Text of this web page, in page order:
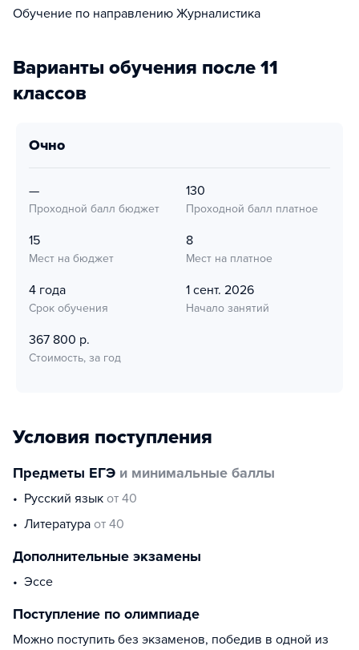
Обучение по направлению Журналистика
Варианты обучения после 11
классов
очно
—
Проходной балл бюджет
130
Проходной балл платное
15
Мест на бюджет
8
Мест на платное
4 года
Срок обучения
1 сент. 2026
Начало занятий
367 800 р.
Стоимость, за год
Условия поступления
Предметы ЕГЭ и минимальные баллы
русский язык от 40
литература от 40
Дополнительные экзамены
эссе
Поступление по олимпиаде
Можно поступить без экзаменов, победив в одной из